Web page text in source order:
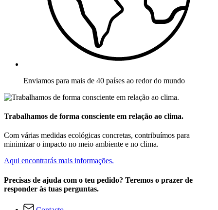
Enviamos para mais de 40 países ao redor do mundo
Trabalhamos de forma consciente em relação ao clima.
Com várias medidas ecológicas concretas, contribuímos para
minimizar o impacto no meio ambiente e no clima.
Aqui encontrarás mais informações.
Precisas de ajuda com o teu pedido? Teremos o prazer de
responder às tuas perguntas.